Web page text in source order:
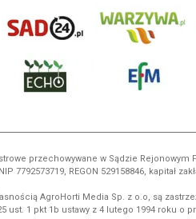
przechowywane w Sądzie
NIP 7792573719, REGON 529158846, kapitał
AgroHorti Media Sp. z o.o, są
ust. 1 pkt 1b ustawy z 4 lutego 1994 roku o